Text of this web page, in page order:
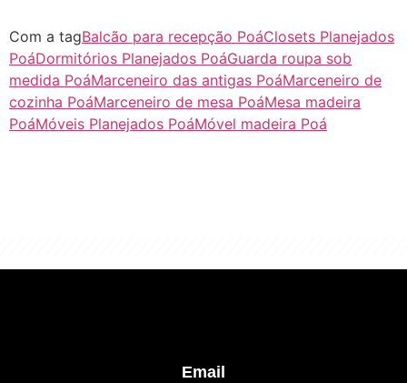
Com a tagBalcão para recepção PoáClosets Planejados
PoáDormitórios Planejados PoáGuarda roupa sob
medida PoáMarceneiro das antigas PoáMarceneiro de
cozinha PoáMarceneiro de mesa PoáMesa madeira
PoáMóveis Planejados PoáMóvel madeira Poá
Email